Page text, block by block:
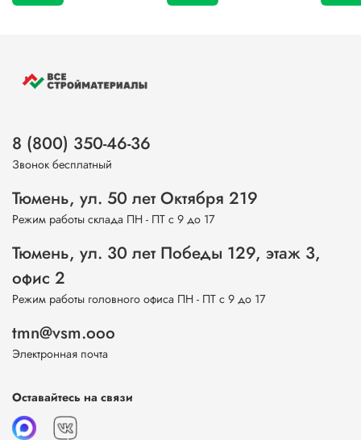
8 (800) 350-46-36
Звонок бесплатный
Тюмень, ул. 50 лет Октября 219
Режим работы склада ПН - ПТ с 9 до 17
Тюмень, ул. 30 лет Победы 129, этаж 3,
офис 2
Режим работы головного офиса ПН - ПТ с 9 до 17
tmn@vsm.ooo
Электронная почта
Оставайтесь на связи